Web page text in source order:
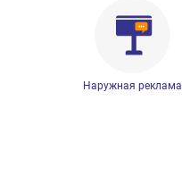
Наружная реклама